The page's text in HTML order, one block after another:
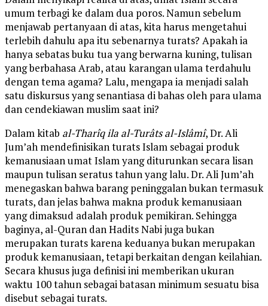
umum terbagi ke dalam dua poros. Namun sebelum
menjawab pertanyaan di atas, kita harus mengetahui
terlebih dahulu apa itu sebenarnya turats? Apakah ia
hanya sebatas buku tua yang berwarna kuning, tulisan
yang berbahasa Arab, atau karangan ulama terdahulu
dengan tema agama? Lalu, mengapa ia menjadi salah
satu diskursus yang senantiasa di bahas oleh para ulama
dan cendekiawan muslim saat ini?
Dalam kitab al-Tharîq ila al-Turâts al-Islâmî, Dr. Ali
Jum’ah mendefinisikan turats Islam sebagai produk
kemanusiaan umat Islam yang diturunkan secara lisan
maupun tulisan seratus tahun yang lalu. Dr. Ali Jum’ah
menegaskan bahwa barang peninggalan bukan termasuk
turats, dan jelas bahwa makna produk kemanusiaan
yang dimaksud adalah produk pemikiran. Sehingga
baginya, al-Quran dan Hadits Nabi juga bukan
merupakan turats karena keduanya bukan merupakan
produk kemanusiaan, tetapi berkaitan dengan keilahian.
Secara khusus juga definisi ini memberikan ukuran
waktu 100 tahun sebagai batasan minimum sesuatu bisa
disebut sebagai turats.